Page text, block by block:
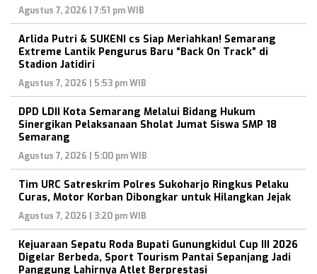
Agustus 7, 2026 | 7:51 pm WIB
Arlida Putri & SUKENI cs Siap Meriahkan! Semarang
Extreme Lantik Pengurus Baru “Back On Track” di
Stadion Jatidiri
Agustus 7, 2026 | 5:53 pm WIB
DPD LDII Kota Semarang Melalui Bidang Hukum
Sinergikan Pelaksanaan Sholat Jumat Siswa SMP 18
Semarang
Agustus 7, 2026 | 5:00 pm WIB
Tim URC Satreskrim Polres Sukoharjo Ringkus Pelaku
Curas, Motor Korban Dibongkar untuk Hilangkan Jejak
Agustus 7, 2026 | 3:20 pm WIB
Kejuaraan Sepatu Roda Bupati Gunungkidul Cup III 2026
Digelar Berbeda, Sport Tourism Pantai Sepanjang Jadi
Panggung Lahirnya Atlet Berprestasi